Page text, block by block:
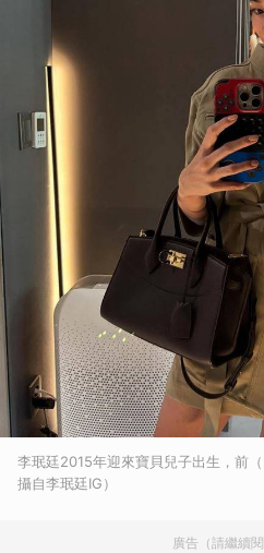
李珉廷2015年迎來寶貝兒子出生，前
攝自李珉廷IG）
廣告（請繼續閱